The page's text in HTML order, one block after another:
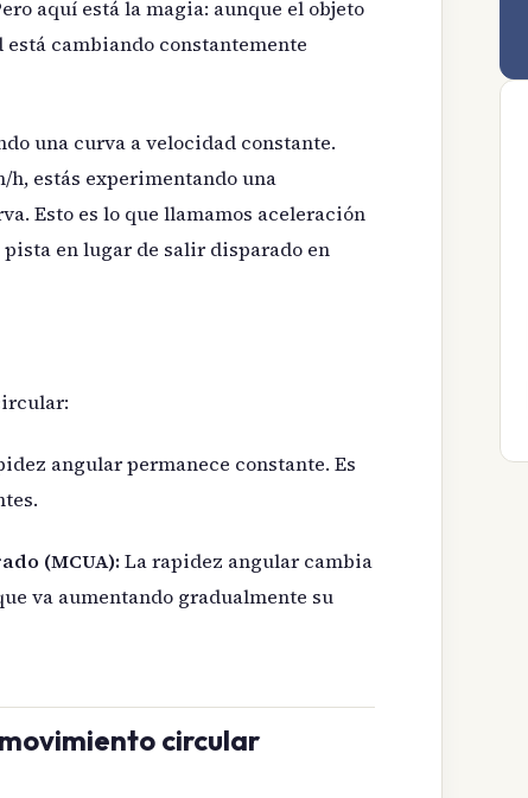
aquí está la magia: aunque el objeto
cambiando constantemente
una curva a velocidad constante.
h, estás experimentando una
Esto es lo que llamamos aceleración
en lugar de salir disparado en
angular permanece constante. Es
(MCUA):La rapidez angular cambia
va aumentando gradualmente su
circular